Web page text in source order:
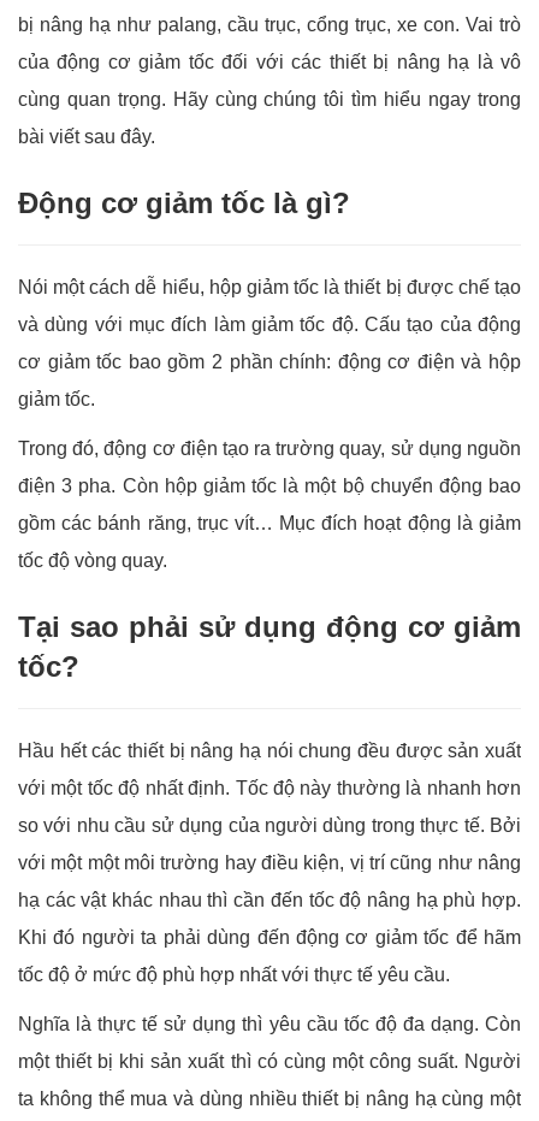
bị nâng hạ như palang, cầu trục, cổng trục, xe con. Vai trò
của động cơ giảm tốc đối với các thiết bị nâng hạ là vô
cùng quan trọng. Hãy cùng chúng tôi tìm hiểu ngay trong
bài viết sau đây.
Động cơ giảm tốc là gì?
Nói một cách dễ hiểu, hộp giảm tốc là thiết bị được chế tạo
và dùng với mục đích làm giảm tốc độ. Cấu tạo của động
cơ giảm tốc bao gồm 2 phần chính: động cơ điện và hộp
giảm tốc.
Trong đó, động cơ điện tạo ra trường quay, sử dụng nguồn
điện 3 pha. Còn hộp giảm tốc là một bộ chuyển động bao
gồm các bánh răng, trục vít… Mục đích hoạt động là giảm
tốc độ vòng quay.
Tại sao phải sử dụng động cơ giảm
tốc?
Hầu hết các thiết bị nâng hạ nói chung đều được sản xuất
với một tốc độ nhất định. Tốc độ này thường là nhanh hơn
so với nhu cầu sử dụng của người dùng trong thực tế. Bởi
với một một môi trường hay điều kiện, vị trí cũng như nâng
hạ các vật khác nhau thì cần đến tốc độ nâng hạ phù hợp.
Khi đó người ta phải dùng đến động cơ giảm tốc để hãm
tốc độ ở mức độ phù hợp nhất với thực tế yêu cầu.
Nghĩa là thực tế sử dụng thì yêu cầu tốc độ đa dạng. Còn
một thiết bị khi sản xuất thì có cùng một công suất. Người
ta không thể mua và dùng nhiều thiết bị nâng hạ cùng một